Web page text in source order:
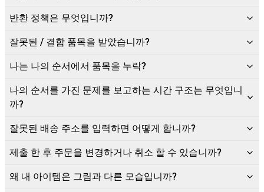
반환 정책은 무엇입니까?
잘못된 / 결함 품목을 받았습니까?
나는 나의 순서에서 품목을 누락?
나의 순서를 가진 문제를 보고하는 시간 구조는 무엇입니
까?
잘못된 배송 주소를 입력하면 어떻게 합니까?
제출 한 후 주문을 변경하거나 취소 할 수 있습니까?
왜 내 아이템은 그림과 다른 모습입니까?